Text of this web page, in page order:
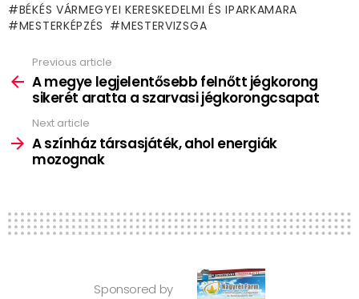
BÉKÉS VÁRMEGYEI KERESKEDELMI ÉS IPARKAMARA
MESTERKÉPZÉS
MESTERVIZSGA
more
Previous article
A megye legjelentősebb felnőtt jégkorong
sikerét aratta a szarvasi jégkorongcsapat
Next article
A színház társasjáték, ahol energiák
mozognak
Sponsored by